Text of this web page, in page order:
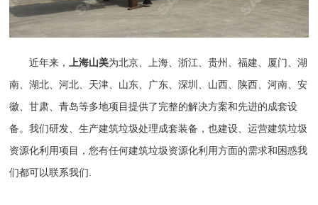
近年来， 上海山美为北京、上海、浙江、贵州、福建、厦门、湖
南、湖北、河北、天津、山东、广东、深圳、山西、陕西、河南、安
徽、甘肃、青岛等多地项目提供了完整的解决方案和先进的成套设
备。我们研发、生产建筑垃圾处理成套装备，也建设、运营建筑垃圾
资源化利用项目，您有任何建筑垃圾资源化利用方面的需求和困惑我
们都可以联系我们.